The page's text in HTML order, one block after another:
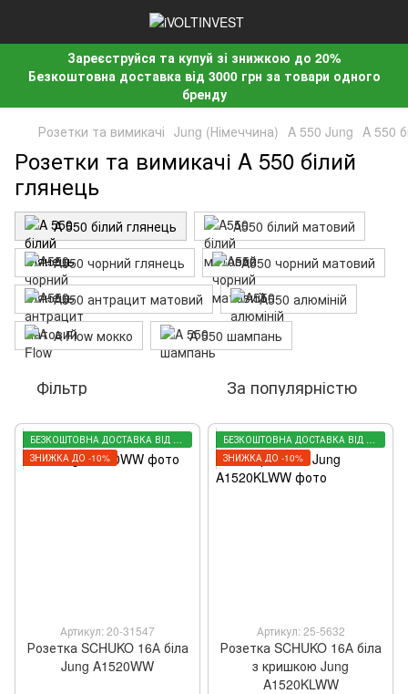
Зареєструйся та купуй зі знижкою до 20%
Безкоштовна доставка від 3000 грн за товари одного
бренду
Розетки та вимикачі Jung (Німеччина) A 550 Jung A 550
Розетки та вимикачі A 550 білий
глянець
A 550 білий глянець
A550 білий матовий
A550 чорний глянець
A550 чорний матовий
A550 антрацит матовий
A550 алюміній
A Flow мокко
A 550 шампань
Фільтр За популярністю
БЕЗКОШТОВНА ДОСТАВКА ВІД 3000 ГРН
ЗНИЖКА ДО -10%
Артикул: 20-31547
Розетка SCHUKO 16А біла
Jung A1520WW
БЕЗКОШТОВНА ДОСТАВКА ВІД 3000 ГРН
ЗНИЖКА ДО -10%
Артикул: 25-5632
Розетка SCHUKO 16А біла
з кришкою Jung
A1520KLWW